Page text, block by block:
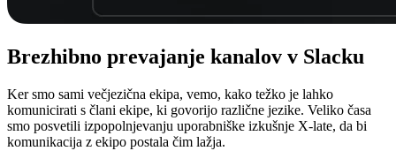
Brezhibno prevajanje kanalov v Slacku
Ker smo sami večjezična ekipa, vemo, kako težko je lahko
komunicirati s člani ekipe, ki govorijo različne jezike. Veliko časa
smo posvetili izpopolnjevanju uporabniške izkušnje X-late, da bi
komunikacija z ekipo postala čim lažja.